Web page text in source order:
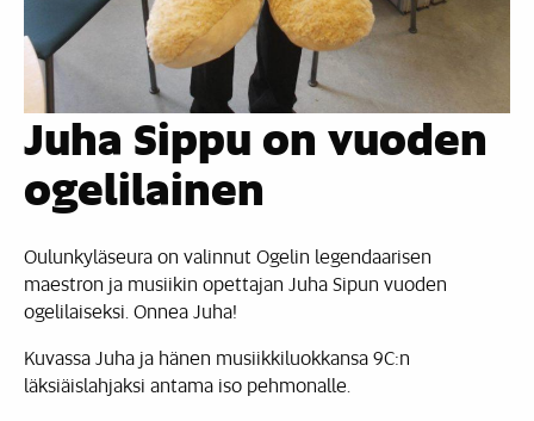
Juha Sippu on vuoden
ogelilainen
Oulunkyläseura on valinnut Ogelin legendaarisen
maestron ja musiikin opettajan Juha Sipun vuoden
ogelilaiseksi. Onnea Juha!
Kuvassa Juha ja hänen musiikkiluokkansa 9C:n
läksiäislahjaksi antama iso pehmonalle.